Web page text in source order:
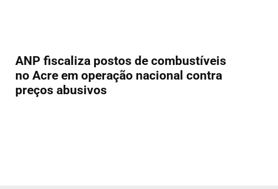
ANP fiscaliza postos de combustíveis
no Acre em operação nacional contra
preços abusivos